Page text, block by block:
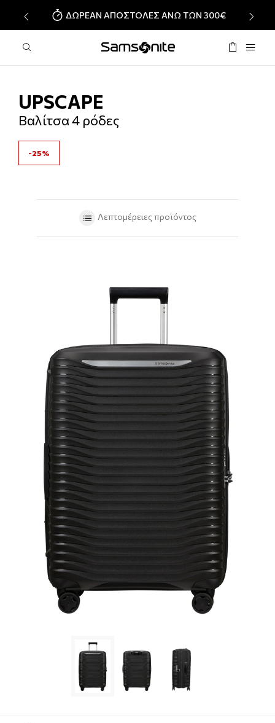
ΔΩΡΕΑΝ ΑΠΟΣΤΟΛΕΣ ΑΝΩ ΤΩΝ 300€
UPSCAPE
Βαλίτσα 4 ρόδες
-25%
Λεπτομέρειες προϊόντος